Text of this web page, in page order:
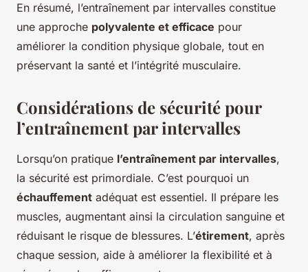
En résumé, l’entraînement par intervalles constitue
une approche polyvalente et efficace pour
améliorer la condition physique globale, tout en
préservant la santé et l’intégrité musculaire.
Considérations de sécurité pour
l’entraînement par intervalles
Lorsqu’on pratique l’entraînement par intervalles,
la sécurité est primordiale. C’est pourquoi un
échauffement adéquat est essentiel. Il prépare les
muscles, augmentant ainsi la circulation sanguine et
réduisant le risque de blessures. L’étirement, après
chaque session, aide à améliorer la flexibilité et à